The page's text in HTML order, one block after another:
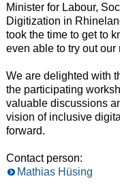
Minister for Labour,
Digitization in
took the time to get to
even able to try out
We are delighted with
the participating
valuable discussions
vision of inclusive
forward.
Contact person:
Mathias Hüsing